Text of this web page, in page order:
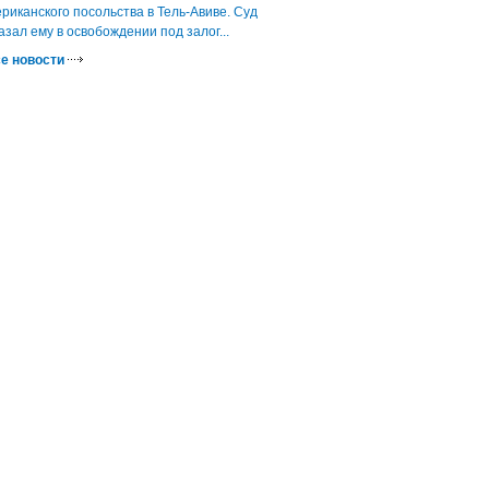
посольства в Тель-Авиве. Суд
ему в освобождении под залог...
новости